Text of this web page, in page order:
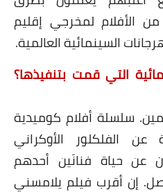
من الأفلام لمخرجي إقليم
السينمائية العالمية.
التي قمت بتنفيذها؟
سلسلة أفلام كوميدية
الفلكلور الأوكراني
عن حياة فنانَين أحدهم
إن أقرب فيلم يلامسني